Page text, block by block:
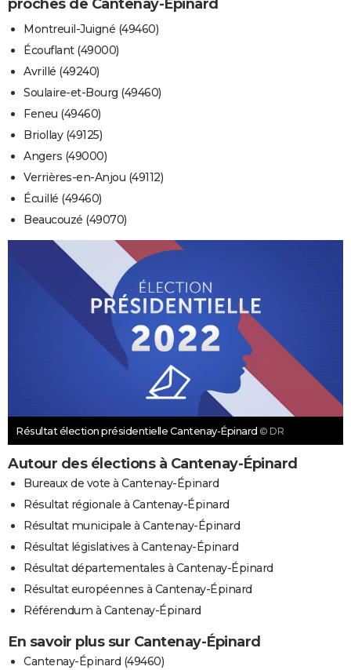
proches de Cantenay-Épinard
Montreuil-Juigné (49460)
Écouflant (49000)
Avrillé (49240)
Soulaire-et-Bourg (49460)
Feneu (49460)
Briollay (49125)
Angers (49000)
Verrières-en-Anjou (49112)
Écuillé (49460)
Beaucouzé (49070)
Résultat élection présidentielle Cantenay-Épinard © DR
Autour des élections à Cantenay-Épinard
Bureaux de vote à Cantenay-Épinard
Résultat régionale à Cantenay-Épinard
Résultat municipale à Cantenay-Épinard
Résultat législatives à Cantenay-Épinard
Résultat départementales à Cantenay-Épinard
Résultat européennes à Cantenay-Épinard
Référendum à Cantenay-Épinard
En savoir plus sur Cantenay-Épinard
Cantenay-Épinard (49460)